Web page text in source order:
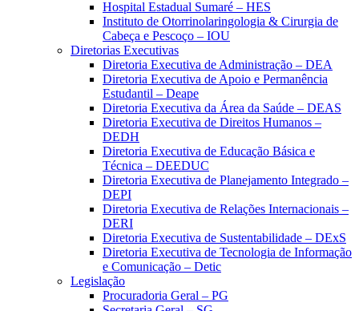
Hospital Estadual Sumaré – HES
Instituto de Otorrinolaringologia & Cirurgia de
Cabeça e Pescoço – IOU
Diretorias Executivas
Diretoria Executiva de Administração – DEA
Diretoria Executiva de Apoio e Permanência
Estudantil – Deape
Diretoria Executiva da Área da Saúde – DEAS
Diretoria Executiva de Direitos Humanos –
DEDH
Diretoria Executiva de Educação Básica e
Técnica – DEEDUC
Diretoria Executiva de Planejamento Integrado –
DEPI
Diretoria Executiva de Relações Internacionais –
DERI
Diretoria Executiva de Sustentabilidade – DExS
Diretoria Executiva de Tecnologia de Informação
e Comunicação – Detic
Legislação
Procuradoria Geral – PG